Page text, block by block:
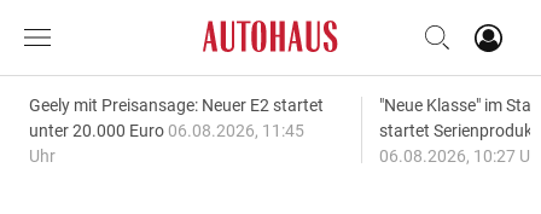
Geely mit Preisansage: Neuer E2 startet
unter 20.000 Euro 06.08.2026, 11:45
Uhr
"Neue Klasse" im
startet
06.08.2026, 10:27